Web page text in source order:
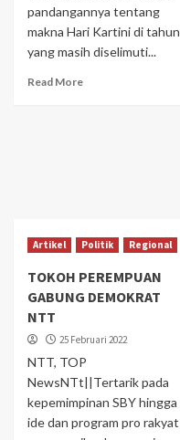
pandangannya tentang
makna Hari Kartini di tahun
yang masih diselimuti...
Read More
Artikel Politik Regional
TOKOH PEREMPUAN
GABUNG DEMOKRAT
NTT
25 Februari 2022
NTT, TOP
NewsNTt||Tertarik pada
kepemimpinan SBY hingga
ide dan program pro rakyat